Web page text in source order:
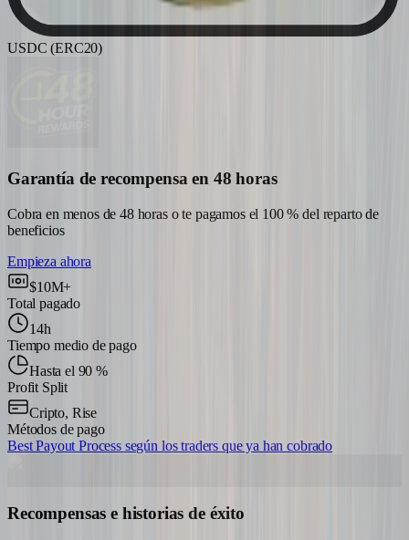
USDC (ERC20)
Garantía de recompensa en 48 horas
Cobra en menos de 48 horas o te pagamos el 100 % del reparto de
beneficios
Empieza ahora
$10M+
Total pagado
14h
Tiempo medio de pago
Hasta el 90 %
Profit Split
Cripto, Rise
Métodos de pago
Best Payout Process según los traders que ya han cobrado
Recompensas e historias de éxito